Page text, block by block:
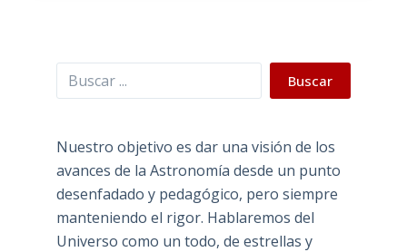
Buscar Buscar
Nuestro objetivo es dar una visión de los
avances de la Astronomía desde un punto
desenfadado y pedagógico, pero siempre
manteniendo el rigor. Hablaremos del
Universo como un todo, de estrellas y